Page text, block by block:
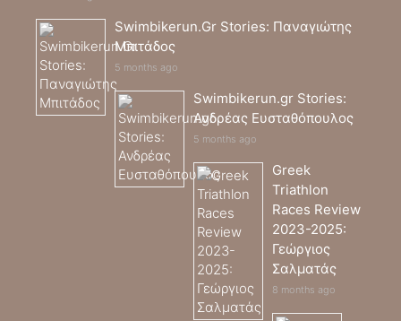
Swimbikerun.Gr Stories: Παναγιώτης
Μπιτάδος
5 months ago
Swimbikerun.gr Stories:
Ανδρέας Ευσταθόπουλος
5 months ago
Greek
Triathlon
Races Review
2023-2025:
Γεώργιος
Σαλματάς
8 months ago